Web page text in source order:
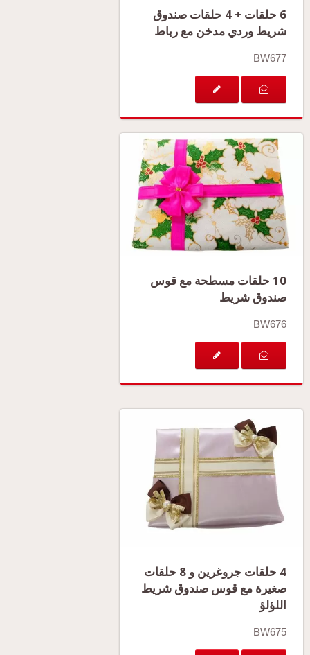
6 حلقات + 4 حلقات صندوق
شريط وردي مدخن مع رباط
BW677
10 حلقات مسطحة مع قوس
صندوق شريط
BW676
4 حلقات جروغرين و 8 حلقات
صغيرة مع قوس صندوق شريط
اللؤلؤ
BW675